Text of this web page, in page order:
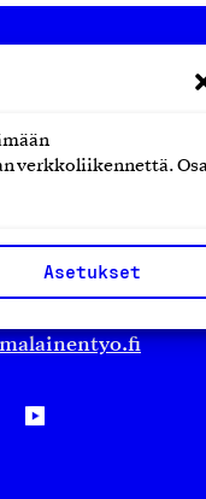
verkkoliikennettä. Osa
Asetukset
ry